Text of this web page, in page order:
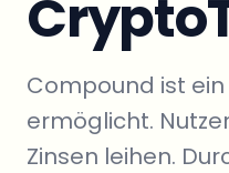
Compound ist
ermöglicht.
Zinsen leihen.